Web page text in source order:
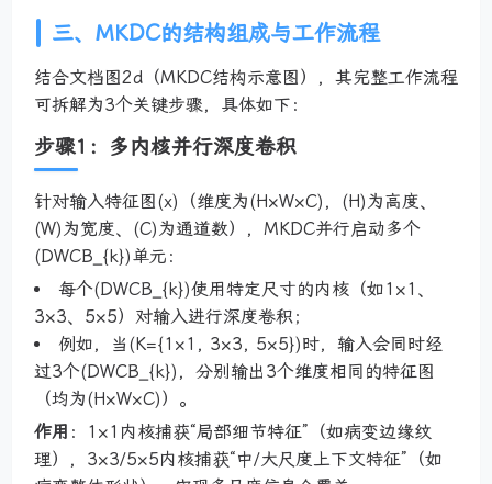
三、MKDC的结构组成与工作流程
结合文档图2d（MKDC结构示意图），其完整工作流程
可拆解为3个关键步骤，具体如下：
步骤1：多内核并行深度卷积
针对输入特征图(x)（维度为(H×W×C)，(H)为高度、
(W)为宽度、(C)为通道数），MKDC并行启动多个
(DWCB_{k})单元：
每个(DWCB_{k})使用特定尺寸的内核（如1×1、
3×3、5×5）对输入进行深度卷积；
例如，当(K={1×1, 3×3, 5×5})时，输入会同时经
过3个(DWCB_{k})，分别输出3个维度相同的特征图
（均为(H×W×C)）。
作用 ：1×1内核捕获“局部细节特征”（如病变边缘纹
理），3×3/5×5内核捕获“中/大尺度上下文特征”（如